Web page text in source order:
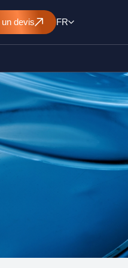
un devis FR